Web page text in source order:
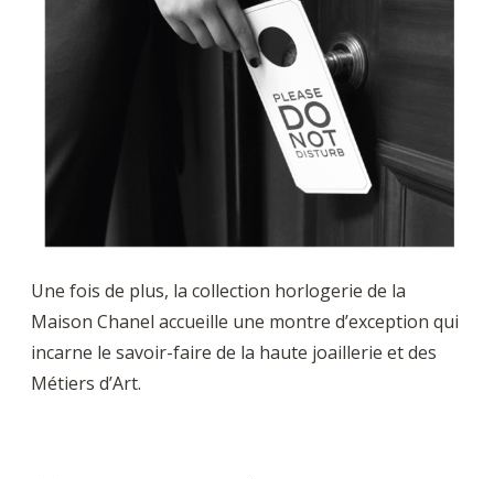
Une fois de plus, la collection horlogerie de la
Maison Chanel accueille une montre d’exception qui
incarne le savoir-faire de la haute joaillerie et des
Métiers d’Art.